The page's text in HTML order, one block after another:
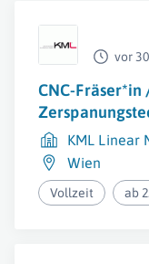
vor
CNC-
KML Linear
Wien
Vollzeit ab